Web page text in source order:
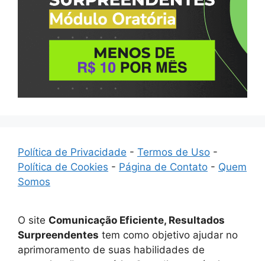
Política de Privacidade - Termos de Uso -
Política de Cookies - Página de Contato - Quem
Somos
O site Comunicação Eficiente, Resultados
Surpreendentes tem como objetivo ajudar no
aprimoramento de suas habilidades de